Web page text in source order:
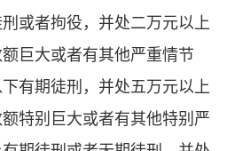
或者拘役，并处二万元以上
巨大或者有其他严重情节
有期徒刑，并处五万元以上
特别巨大或者有其他特别严